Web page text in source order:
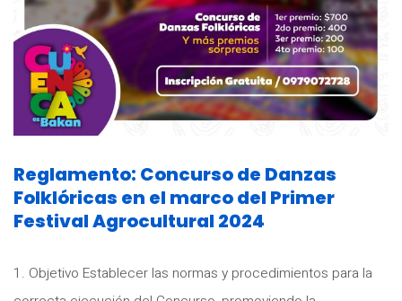
Reglamento: Concurso de Danzas
Folklóricas en el marco del Primer
Festival Agrocultural 2024
1. Objetivo Establecer las normas y procedimientos para la